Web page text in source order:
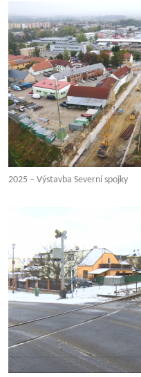
2025 – Výstavba Severní spojky